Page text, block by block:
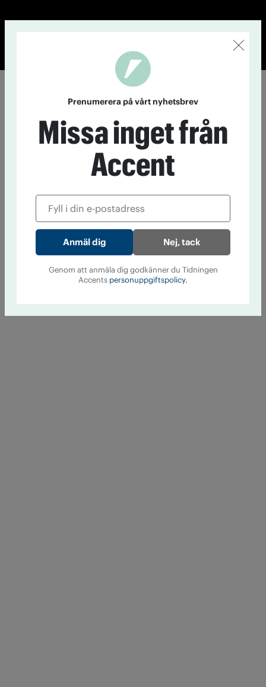
Prenumerera på vårt nyhetsbrev
Missa inget från
Accent
Nej, tack
Genom att anmäla dig godkänner du Tidningen
Accents personuppgiftspolicy.